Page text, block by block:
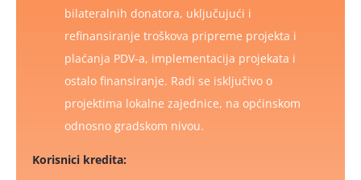
bilateralnih donatora, uključujući i
refinansiranje troškova pripreme projekta i
plaćanja PDV-a, implementacija projekata i
ostalo finansiranje. Radi se isključivo o
projektima lokalne zajednice, na općinskom
odnosno gradskom nivou.
Korisnici kredita: